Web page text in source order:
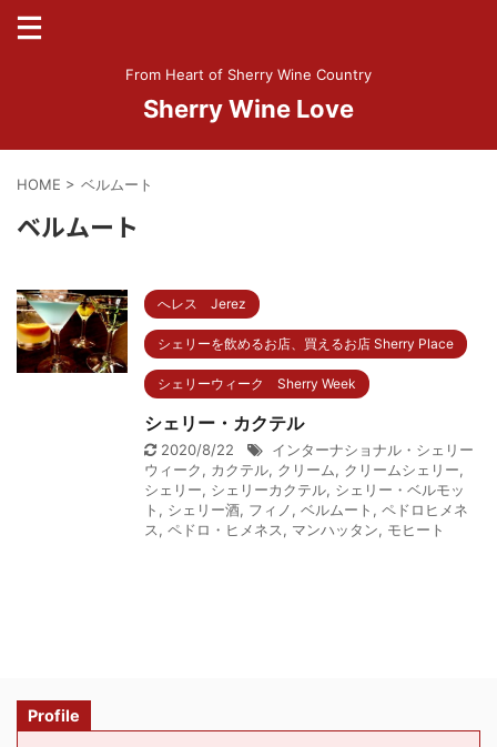
From Heart of Sherry Wine Country
Sherry Wine Love
HOME > ベルムート
ベルムート
へレス Jerez
シェリーを飲めるお店、買えるお店 Sherry Place
シェリーウィーク Sherry Week
シェリー・カクテル
2020/8/22
インターナショナル・シェリー
ウィーク, カクテル, クリーム, クリームシェリー,
シェリー, シェリーカクテル, シェリー・ベルモッ
ト , シェリー酒, フィノ, ベルムート , ペドロヒメネ
ス, ペドロ・ヒメネス, マンハッタン, モヒート
Profile